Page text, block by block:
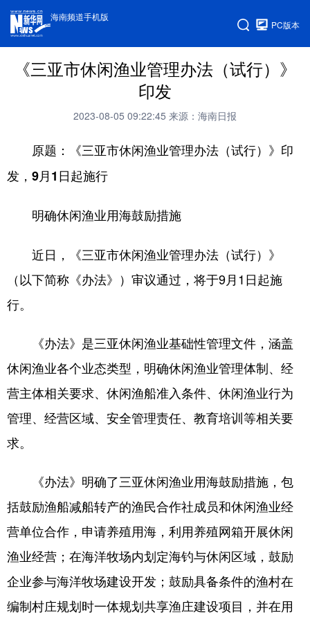
海南频道手机版
PC版本
《三亚市休闲渔业管理办法（试行）》
印发
2023-08-05 09:22:45 来源：海南日报
原题：《三亚市休闲渔业管理办法（试行）》印
发，9月1日起施行
明确休闲渔业用海鼓励措施
近日，《三亚市休闲渔业管理办法（试行）》
（以下简称《办法》）审议通过，将于9月1日起施
行。
《办法》是三亚休闲渔业基础性管理文件，涵盖
休闲渔业各个业态类型，明确休闲渔业管理体制、经
营主体相关要求、休闲渔船准入条件、休闲渔业行为
管理、经营区域、安全管理责任、教育培训等相关要
求。
《办法》明确了三亚休闲渔业用海鼓励措施，包
括鼓励渔船减船转产的渔民合作社成员和休闲渔业经
营单位合作，申请养殖用海，利用养殖网箱开展休闲
渔业经营；在海洋牧场内划定海钓与休闲区域，鼓励
企业参与海洋牧场建设开发；鼓励具备条件的渔村在
编制村庄规划时一体规划共享渔庄建设项目，并在用